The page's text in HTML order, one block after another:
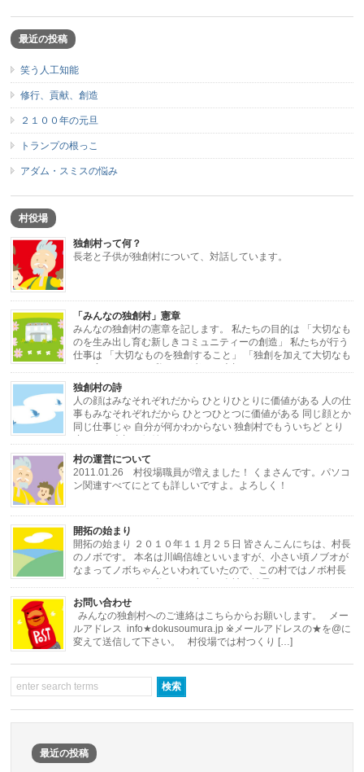
最近の投稿
笑う人工知能
修行、貢献、創造
２１００年の元旦
トランプの根っこ
アダム・スミスの悩み
村役場
独創村って何？
長老と子供が独創村について、対話しています。
「みんなの独創村」憲章
みんなの独創村の憲章を記します。 私たちの目的は 「大切なも
のを生み出し育む新しきコミュニティーの創造」 私たちが行う
仕事は 「大切なものを独創すること」 「独創を加えて大切なも
のに変えること」 私たちが考える大切なもの […]
独創村の詩
人の顔はみなそれぞれだから ひとりひとりに価値がある 人の仕
事もみなそれぞれだから ひとつひとつに価値がある 同じ顔とか
同じ仕事じゃ 自分が何かわからない 独創村でもういちど とり
戻したい大切な価値 ひとりひとりと ひと […]
村の運営について
2011.01.26 村役場職員が増えました！ くまさんです。パソコ
ン関連すべてにとても詳しいですよ。よろしく！
開拓の始まり
開拓の始まり ２０１０年１１月２５日 皆さんこんにちは、村長
のノボです。 本名は川嶋信雄といいますが、小さい頃ノブオが
なまってノボちゃんといわれていたので、この村ではノボ村長
お問い合わせ
みんなの独創村へのご連絡はこちらからお願いします。 メー
ルアドレス info★dokusoumura.jp ※メールアドレスの★を@に
変えて送信して下さい。 村役場では村つくり […]
最近の投稿